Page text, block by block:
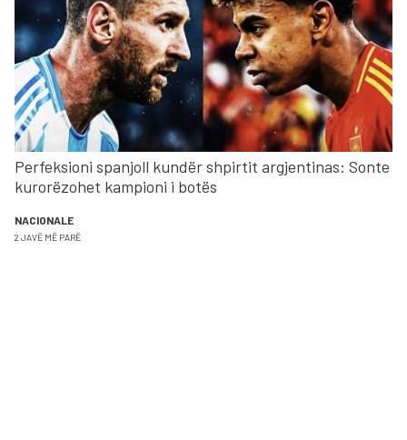
Perfeksioni spanjoll kundër shpirtit argjentinas: Sonte
kurorëzohet kampioni i botës
NACIONALE
2 JAVË MË PARË